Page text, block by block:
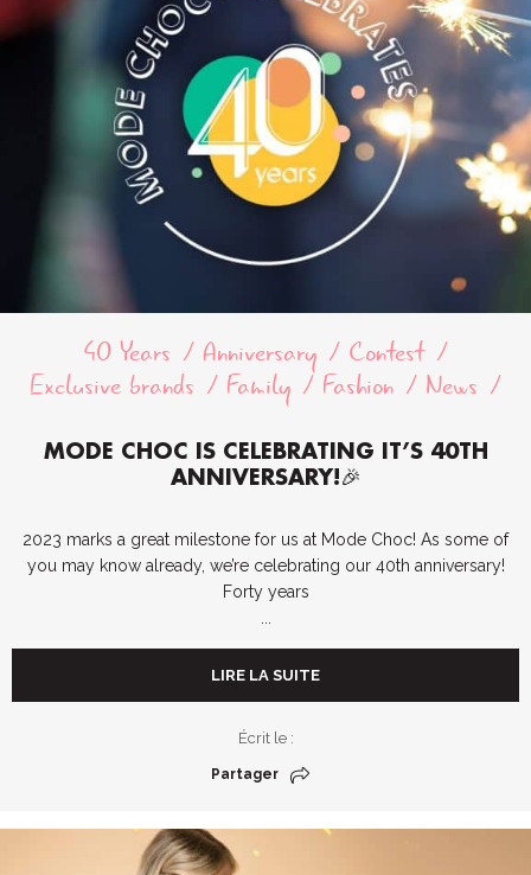
40 Years Anniversary
Contest
Exclusive brands
Family Fashion News
MODE CHOC IS CELEBRATING IT’S 40TH
ANNIVERSARY!🎉
2023 marks a great milestone for us at Mode Choc! As some of
you may know already, we’re celebrating our 40th anniversary!
Forty years
...
LIRE LA SUITE
Écrit le :
Partager